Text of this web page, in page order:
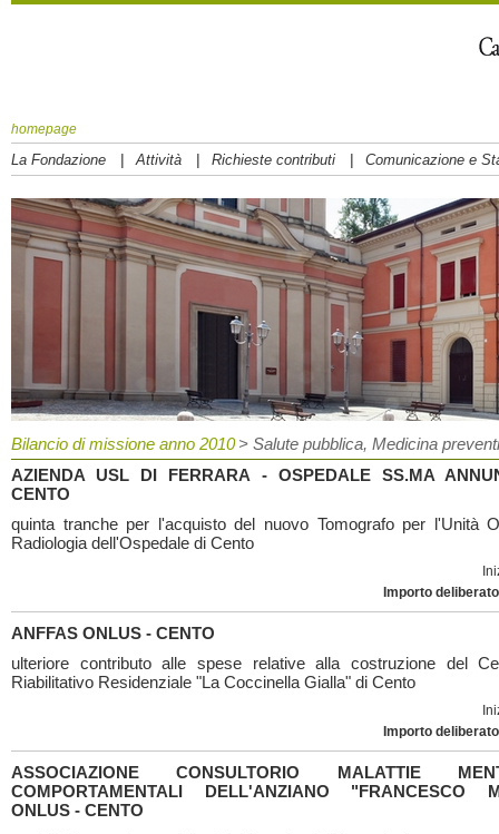
homepage
La Fondazione | Attività | Richieste contributi | Comunicazione e
Bilancio di missione anno 2010 > Salute pubblica, Medicina
AZIENDA USL DI FERRARA - OSPEDALE SS.MA
CENTO
quinta tranche per l'acquisto del nuovo Tomografo per l'Unità
Radiologia dell'Ospedale di Cento
Importo
ANFFAS ONLUS - CENTO
ulteriore contributo alle spese relative alla costruzione del
Riabilitativo Residenziale "La Coccinella Gialla" di Cento
Importo
ASSOCIAZIONE CONSULTORIO MALATTIE
COMPORTAMENTALI DELL'ANZIANO "FRANCESCO
ONLUS - CENTO